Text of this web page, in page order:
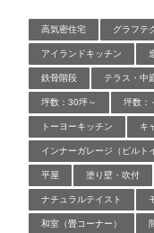
高気密住宅 グラフテ
アイランドキッチン
鉄骨階段 テラス・中
坪数：30坪～ 坪数：
トーヨーキッチン キ
インナーガレージ（ビルト
平屋 塗り壁・吹付
ナチュラルテイスト
和室（畳コーナー）